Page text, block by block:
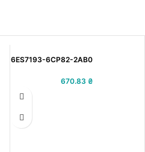
6ES7193-6CP82-2AB0
670.83 ₴